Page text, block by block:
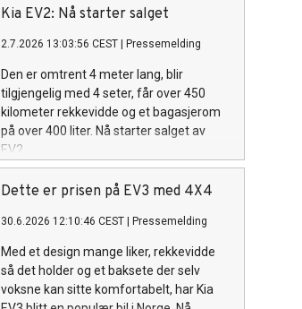
thanks to the integration of software
platform§ PV5 tops the electric C-
including Germany and the UK Across all
engine types, the PV5 is the best-selling
C-segment van in Denmark, the
Netherlands, Norway and Sweden
Kia EV2: Nå starter salget
2.7.2026 13:03:56 CEST Pressemelding
Den er omtrent 4 meter lang, blir
tilgjengelig med 4 seter, får over 450
kilometer rekkevidde og et bagasjerom
på over 400 liter. Nå starter salget av
EV2.
Dette er prisen på EV3 med 4X4
30.6.2026 12:10:46 CEST Pressemelding
Med et design mange liker, rekkevidde
så det holder og et baksete der selv
voksne kan sitte komfortabelt, har Kia